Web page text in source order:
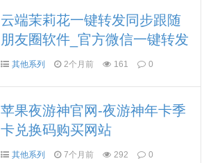
云端茉莉花一键转发同步跟随
朋友圈软件_官方微信一键转发
其他系列 2个月前 161 0
苹果夜游神官网-夜游神年卡季
卡兑换码购买网站
其他系列 7个月前 292 0